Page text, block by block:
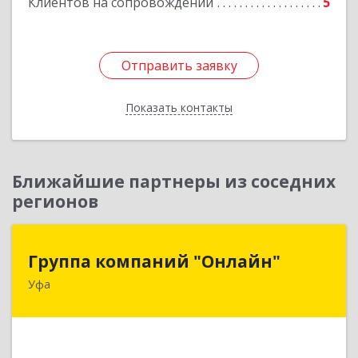
Отправить заявку
Показать контакты
Отправить заявку
Назад
Ближайшие партнеры из соседних
регионов
Группа компаний "Онлайн"
Уфа
Группа компаний "Онлайн"
450006, Башкортостан Респ, г.о. город Уфа, Уфа